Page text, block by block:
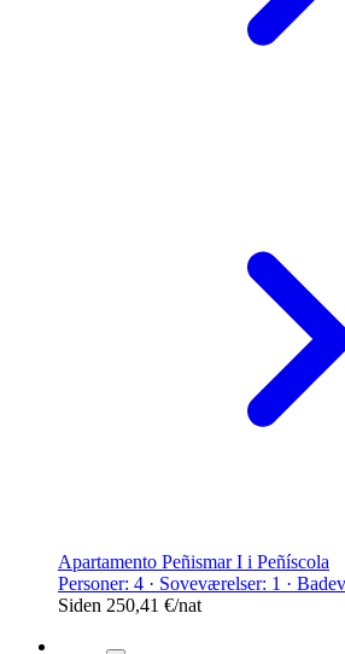
Apartamento Peñismar I i Peñíscola
Personer: 4 · Soveværelser: 1 ·
Siden 250,41 €/nat